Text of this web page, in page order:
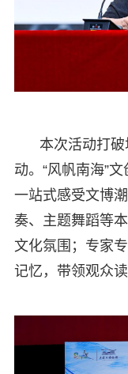
本次活动打
动。“风帆南海”
一站式感受文博
奏、主题舞蹈等
文化氛围；专家
记忆，带领观众